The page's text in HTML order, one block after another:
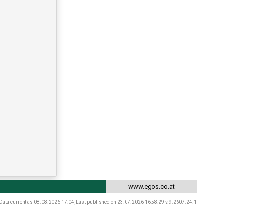
www.egos.co.at
Data current as 08.08.2026 17:04, Last published on 23.07.2026 16:58:29 v.9.2607.24.1